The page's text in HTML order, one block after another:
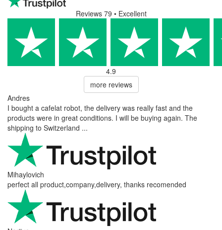
Reviews 79 • Excellent
4.9
more reviews
Andres
I bought a cafelat robot, the delivery was really fast and the
products were in great conditions. I will be buying again. The
shipping to Switzerland ...
Mihaylovich
perfect all product,company,delivery, thanks recomended